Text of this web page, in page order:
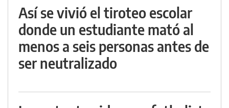
Así se vivió el tiroteo escolar
donde un estudiante mató al
menos a seis personas antes de
ser neutralizado